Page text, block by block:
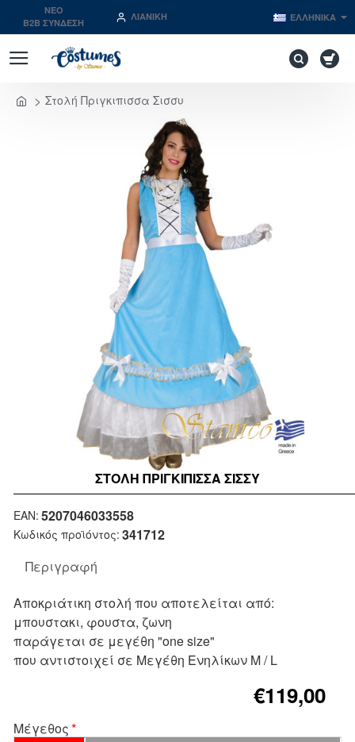
NEO
B2B ΣΥΝΔΕΣΗ
ΛΙΑΝΙΚΉ ΕΛΛΗΝΙΚΆ
Στολή Πριγκιπισσα Σισσυ
ΣΤΟΛΉ ΠΡΙΓΚΙΠΙΣΣΑ ΣΙΣΣΥ
Περιγραφή
Αποκριάτικη στολή που αποτελείται από:
μπουστακι, φουστα, ζωνη
παράγεται σε μεγέθη "one size"
που αντιστοιχεί σε Μεγέθη Ενηλίκων M / L
Κωδικός προϊόντος: 341712
EAN: 5207046033558
€119,00
Μέγεθος